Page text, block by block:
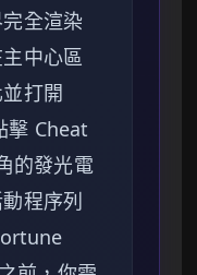
全渲染
中心區
打開
擊 Cheat
的發光電
程序列